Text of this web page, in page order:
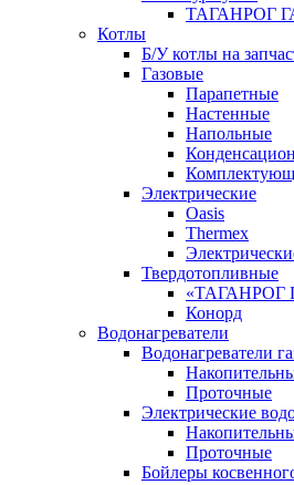
ТАГАНРОГ
Котлы
Б/У котлы на
Газовые
Парапетные
Настенные
Напольные
Электрические
Oasis
Thermex
Твердотопливные
«ТАГАНРОГ
Конорд
Водонагреватели
Водонагреватели
Проточные
Электрические
Проточные
Бойлеры